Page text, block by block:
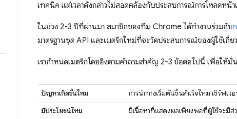
เทคนิค แต่เวลาดังกล่าวไม่สอดคล้องกับประสบการณ์การโหลดหน้า
ในช่วง 2-3 ปีที่ผ่านมา สมาชิกของทีม Chrome ได้ทํางานร่วมกับ
มาตรฐานชุด API และเมตริกใหม่ที่จะวัดประสบการณ์ของผู้ใช้เกี่
เรากำหนดเมตริกโดยอิงตามคำถามสำคัญ 2-3 ข้อต่อไปนี้ เพื่อให้มั่
ปัญหาเกิดขึ้นไหม
การนำทางเริ่มต้นขึ้นสําเร็จไหม เซิร์ฟเ
มีประโยชน์ไหม
มีเนื้อหาที่แสดงผลเพียงพอที่ผู้ใช้จะมีส่